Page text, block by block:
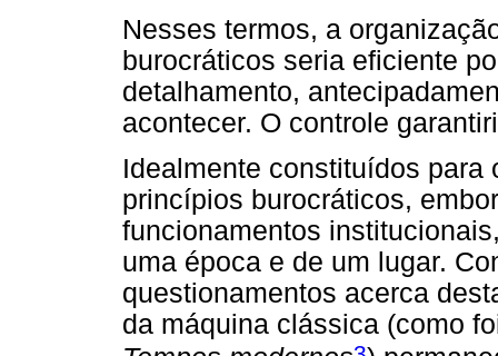
Nesses termos, a
burocráticos seria eficiente
detalhamento,
acontecer. O controle
Idealmente constituídos para
princípios burocráticos,
funcionamentos
uma época e de um lugar.
questionamentos acerca
da máquina clássica (como